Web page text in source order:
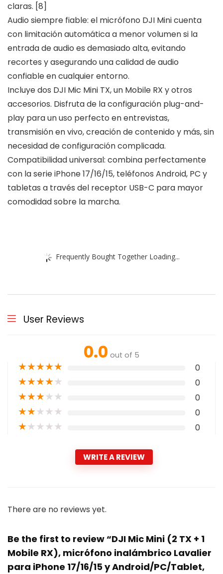
claras. [8]
Audio siempre fiable: el micrófono DJI Mini cuenta
con limitación automática a menor volumen si la
entrada de audio es demasiado alta, evitando
recortes y asegurando una calidad de audio
confiable en cualquier entorno.
Incluye dos DJI Mic Mini TX, un Mobile RX y otros
accesorios. Disfruta de la configuración plug-and-
play para un uso perfecto en entrevistas,
transmisión en vivo, creación de contenido y más, sin
necesidad de configuración complicada.
Compatibilidad universal: combina perfectamente
con la serie iPhone 17/16/15, teléfonos Android, PC y
tabletas a través del receptor USB-C para mayor
comodidad sobre la marcha.
Frequently Bought Together Loading...
User Reviews
0.0 out of 5
★★★★★ 0
★★★★★ 0
★★★★★ 0
★★★★★ 0
★★★★★ 0
WRITE A REVIEW
There are no reviews yet.
Be the first to review “DJI Mic Mini (2 TX + 1
Mobile RX), micrófono inalámbrico Lavalier
para iPhone 17/16/15 y Android/PC/Tablet,